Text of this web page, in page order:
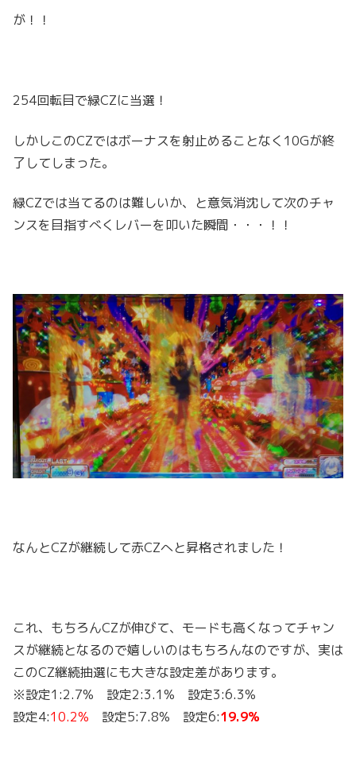
が！！
254回転目で緑CZに当選！
しかしこのCZではボーナスを射止めることなく10Gが終
了してしまった。
緑CZでは当てるのは難しいか、と意気消沈して次のチャ
ンスを目指すべくレバーを叩いた瞬間・・・！！
なんとCZが継続して赤CZへと昇格されました！
これ、もちろんCZが伸びて、モードも高くなってチャン
スが継続となるので嬉しいのはもちろんなのですが、実は
このCZ継続抽選にも大きな設定差があります。
※設定1:2.7% 設定2:3.1% 設定3:6.3%
設定4:10.2% 設定5:7.8% 設定6:19.9%